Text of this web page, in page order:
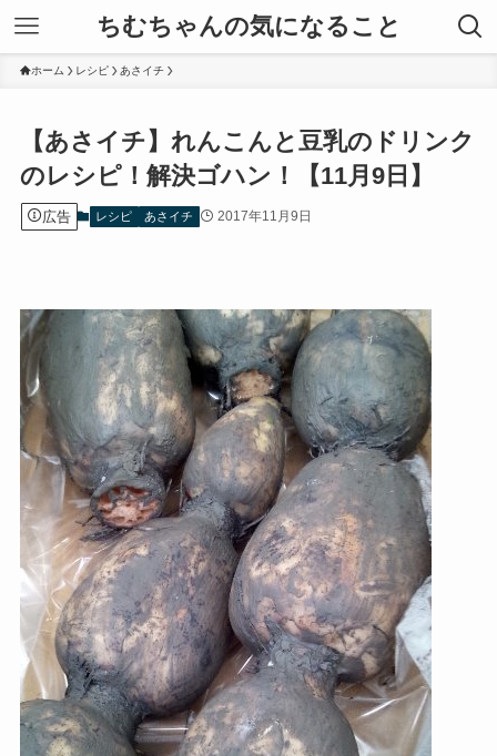
ちむちゃんの気になること
ホーム レシピ あさイチ
【あさイチ】れんこんと豆乳のドリンク
のレシピ！解決ゴハン！【11月9日】
広告 レシピ あさイチ 2017年11月9日